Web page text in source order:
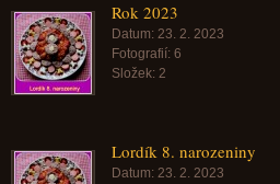
Rok 2023
Datum: 23. 2. 2023
Fotografií: 6
Složek: 2
Lordík 8. narozeniny
Datum: 23. 2. 2023